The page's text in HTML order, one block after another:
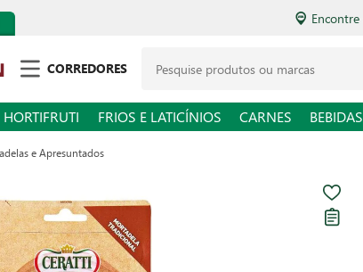
Encontre o Clique&Retire
CORREDORES
HORTIFRUTI FRIOS E LATICÍNIOS CARNES BEBIDAS